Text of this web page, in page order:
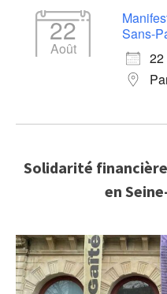
22
Août
Sans-
22
Solidarité
en